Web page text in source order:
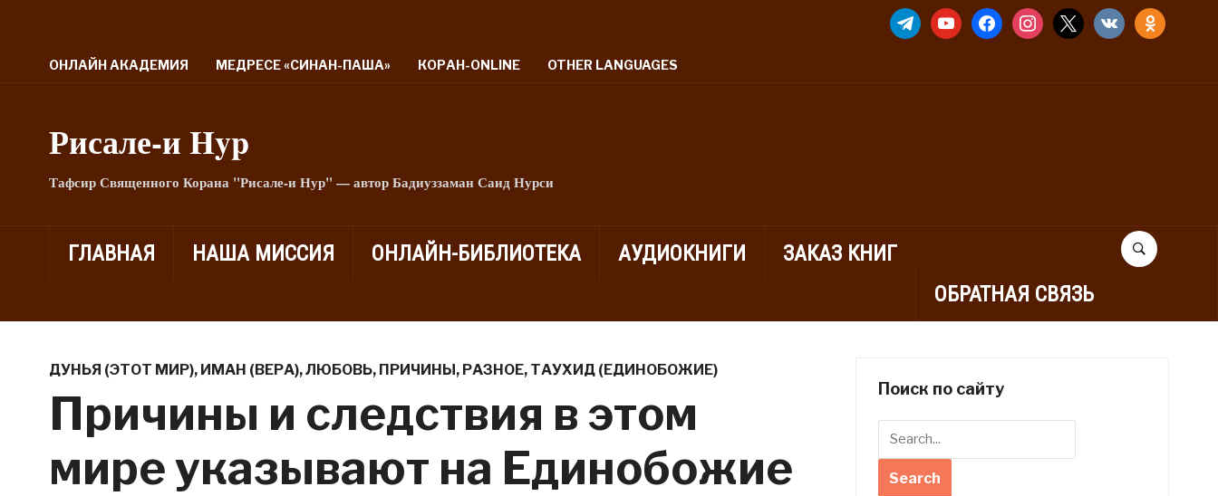
TELEGRAMYOUTUBEFACEBOOKINSTAGRAM
X VKONTAKTE
ОНЛАЙН АКАДЕМИЯ МЕДРЕСЕ «СИНАН-ПАША» КОРАН-ONLINE OTHER LANGUAGES
Рисале-и Hyp
Тафсир Священного Корана "Рисале-и Нур" — автор Бадиуззаман Саид Нурси
ГЛАВНАЯ НАША МИССИЯ ОНЛАЙН-БИБЛИОТЕКА АУДИОКНИГИ
ЗАКАЗ КНИГ
ОБРАТНАЯ СВЯЗЬ
ДУНЬЯ (ЭТОТ МИР), ИМАН (ВЕРА),ЛЮБОВЬ, ПРИЧИНЫ, РАЗНОЕ, ТАУХИД (ЕДИНОБОЖИЕ)
Причины и следствия в этом
мире указывают на Единобожие
Поиск по сайту